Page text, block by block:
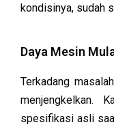
kondisinya, sudah
Daya Mesin
Terkadang
menjengkelkan.
spesifikasi asli